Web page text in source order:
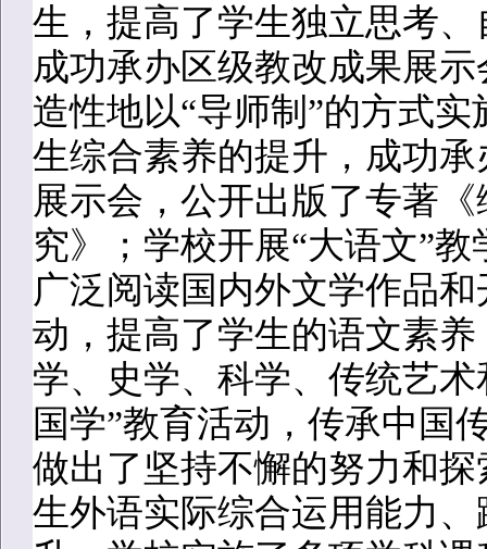
生，提高了学生独立思考
成功承办区级教改成果展
造性地以“导师制”的方式
生综合素养的提升，成功
展示会，公开出版了专著
究》；学校开展“大语文”
广泛阅读国内外文学作品
动，提高了学生的语文素
学、史学、科学、传统艺
国学”教育活动，传承中国
做出了坚持不懈的努力和
生外语实际综合运用能力